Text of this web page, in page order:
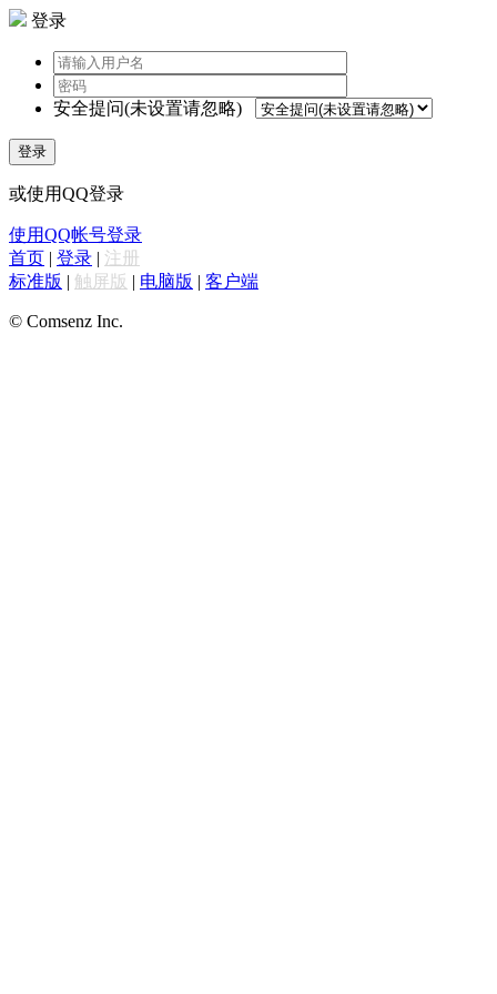
登录
安全提问(未设置请忽略)
登录
或使用QQ登录
使用QQ帐号登录
首页 | 登录 | 注册
标准版 | 触屏版 | 电脑版 | 客户端
© Comsenz Inc.